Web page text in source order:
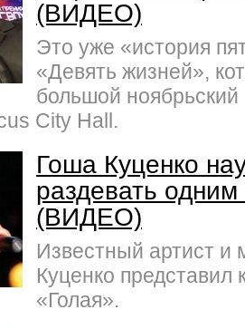
(ВИДЕО)
Это уже «история
«Девять жизней»,
большой
City Hall.
Гоша Куценко
раздевать одним
(ВИДЕО)
Известный артист и
Куценко представил
«Голая».